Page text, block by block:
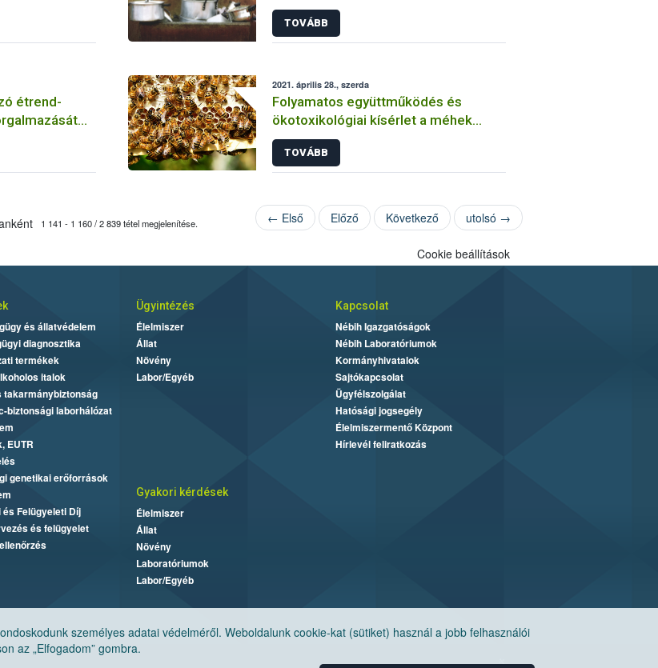
kutatócsapata
TOVÁBB
étrend-
2021. április 28., szerda
Folyamatos együttműködés és
ökotoxikológiai kísérlet a méhek
védelmében
TOVÁBB
1 141 - 1 160 / 2 839 tétel megjelenítése. ← Első Előző Következő utolsó →
személyes adatai védelméről. Weboldalunk cookie-kat (sütiket) használ a jobb felhasználói
az „Elfogadom” gombra.
Cookie beállítások
és állatvédelem
diagnosztika
termékek
italok
takarmánybiztonság
biztonsági laborhálózat
EUTR
genetikai erőforrások
Felügyeleti Díj
és felügyelet
Ügyintézés
Élelmiszer
Állat
Növény
Labor/Egyéb
Kapcsolat
Nébih Igazgatóságok
Nébih Laboratóriumok
Kormányhivatalok
Sajtókapcsolat
Ügyfélszolgálat
Hatósági jogsegély
Élelmiszermentő Központ
Hírlevél feliratkozás
Gyakori kérdések
Élelmiszer
Állat
Növény
Laboratóriumok
Labor/Egyéb